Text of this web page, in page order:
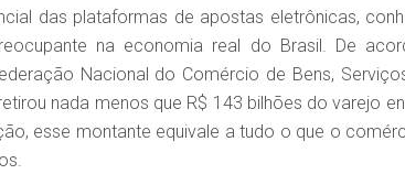
das plataformas de apostas eletrônicas,
na economia real do Brasil. De
Nacional do Comércio de Bens,
nada menos que R$ 143 bilhões do varejo
esse montante equivale a tudo o que o